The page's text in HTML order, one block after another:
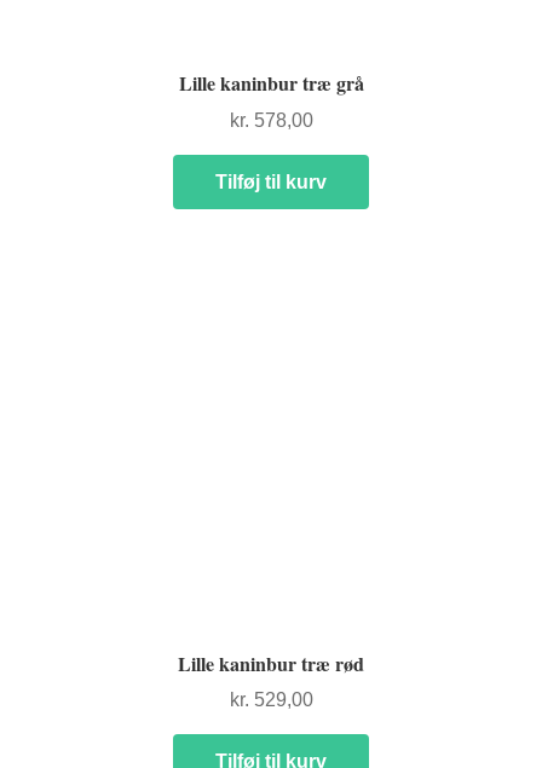
Lille kaninbur træ grå
kr. 578,00
Tilføj til kurv
Lille kaninbur træ rød
kr. 529,00
Tilføj til kurv